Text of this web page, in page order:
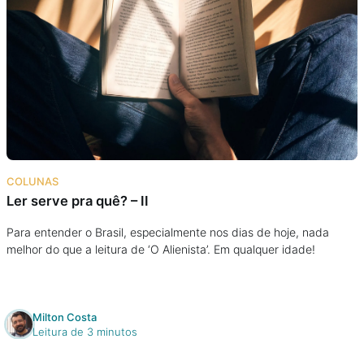
E-Books
Eventos
Taba na Escola
COLUNAS
Ler serve pra quê? – II
Para entender o Brasil, especialmente nos dias de hoje, nada
melhor do que a leitura de ‘O Alienista’. Em qualquer idade!
Milton Costa
Leitura de 3 minutos